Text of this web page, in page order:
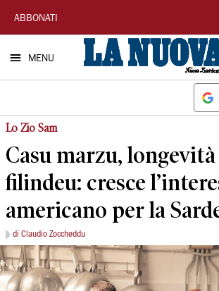
La
Nuova
Sardegna
ABBONATI
MENU
Lo Zio Sam
Casu marzu, longevità
filindeu: cresce
americano per la
di Claudio Zoccheddu